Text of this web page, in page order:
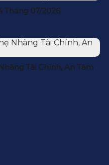
Tháng 07/2026
Tài Chính, An Tâm